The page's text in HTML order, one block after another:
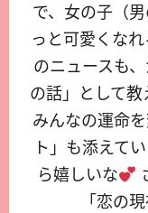
で、女の子（
っと可愛くな
のニュースも
の話」として教
みんなの運命
ト」も添えて
ら嬉しいな
「恋の